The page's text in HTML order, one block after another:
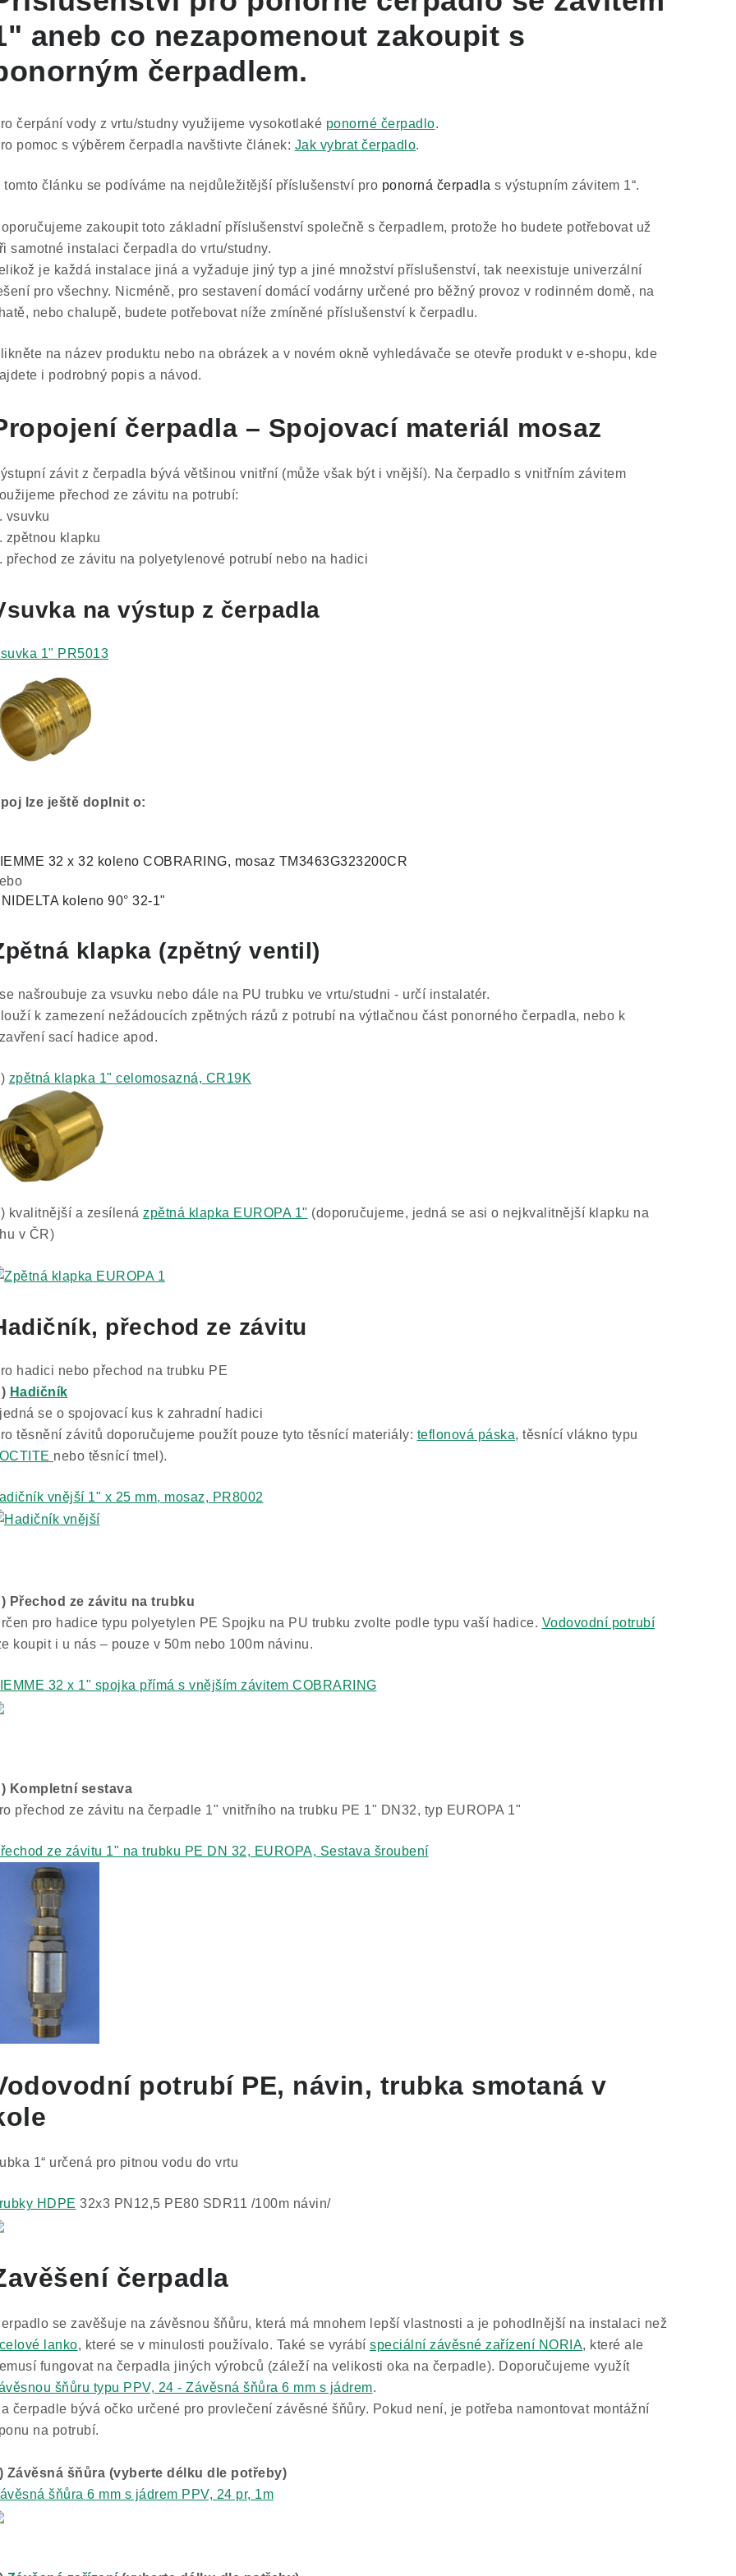
aneb co nezapomenout zakoupit s
čerpadlem.
čerpání vody z vrtu/studny využijeme vysokotlaké ponorné čerpadlo.
pomoc s výběrem čerpadla navštivte článek: Jak vybrat čerpadlo.
tomto článku se podíváme na nejdůležitější příslušenství pro ponorná čerpadla s výstupním závitem 1“.
zakoupit toto základní příslušenství společně s čerpadlem, protože ho budete potřebovat už
samotné instalaci čerpadla do vrtu/studny.
je každá instalace jiná a vyžaduje jiný typ a jiné množství příslušenství, tak neexistuje univerzální
pro všechny. Nicméně, pro sestavení domácí vodárny určené pro běžný provoz v rodinném domě, na
nebo chalupě, budete potřebovat níže zmíněné příslušenství k čerpadlu.
na název produktu nebo na obrázek a v novém okně vyhledávače se otevře produkt v e-shopu, kde
i podrobný popis a návod.
čerpadla – Spojovací materiál mosaz
závit z čerpadla bývá většinou vnitřní (může však být i vnější). Na čerpadlo s vnitřním závitem
přechod ze závitu na potrubí:
vsuvku
zpětnou klapku
přechod ze závitu na polyetylenové potrubí nebo na hadici
na výstup z čerpadla
1" PR5013
lze ještě doplnit o:
32 x 32 koleno COBRARING, mosaz TM3463G323200CR
koleno 90° 32-1"
klapka (zpětný ventil)
našroubuje za vsuvku nebo dále na PU trubku ve vrtu/studni - určí instalatér.
k zamezení nežádoucích zpětných rázů z potrubí na výtlačnou část ponorného čerpadla, nebo k
sací hadice apod.
zpětná klapka 1" celomosazná, CR19K
kvalitnější a zesílená zpětná klapka EUROPA 1" (doporučujeme, jedná se asi o nejkvalitnější klapku na
v ČR)
, přechod ze závitu
hadici nebo přechod na trubku PE
Hadičník
se o spojovací kus k zahradní hadici
těsnění závitů doporučujeme použít pouze tyto těsnící materiály: teflonová páska, těsnící vlákno typu
nebo těsnící tmel).
vnější 1" x 25 mm, mosaz, PR8002
Přechod ze závitu na trubku
pro hadice typu polyetylen PE Spojku na PU trubku zvolte podle typu vaší hadice. Vodovodní potrubí
koupit i u nás – pouze v 50m nebo 100m návinu.
32 x 1" spojka přímá s vnějším závitem COBRARING
Kompletní sestava
přechod ze závitu na čerpadle 1" vnitřního na trubku PE 1" DN32, typ EUROPA 1"
ze závitu 1" na trubku PE DN 32, EUROPA, Sestava šroubení
potrubí PE, návin, trubka smotaná v
1“ určená pro pitnou vodu do vrtu
HDPE 32x3 PN12,5 PE80 SDR11 /100m návin/
čerpadla
se zavěšuje na závěsnou šňůru, která má mnohem lepší vlastnosti a je pohodlnější na instalaci než
lanko, které se v minulosti používalo. Také se vyrábí speciální závěsné zařízení NORIA, které ale
fungovat na čerpadla jiných výrobců (záleží na velikosti oka na čerpadle). Doporučujeme využít
šňůru typu PPV, 24 - Závěsná šňůra 6 mm s jádrem.
čerpadle bývá očko určené pro provlečení závěsné šňůry. Pokud není, je potřeba namontovat montážní
na potrubí.
Závěsná šňůra (vyberte délku dle potřeby)
šňůra 6 mm s jádrem PPV, 24 pr, 1m